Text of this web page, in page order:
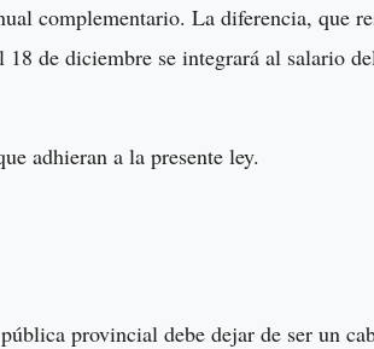
complementario. La diferencia, que
de diciembre se integrará al salario
adhieran a la presente ley.
provincial debe dejar de ser un